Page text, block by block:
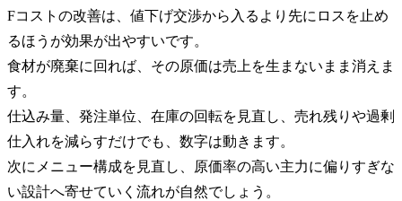
Fコストの改善は、値下げ交渉から入るより先にロスを止め
るほうが効果が出やすいです。
食材が廃棄に回れば、その原価は売上を生まないまま消えま
す。
仕込み量、発注単位、在庫の回転を見直し、売れ残りや過剰
仕入れを減らすだけでも、数字は動きます。
次にメニュー構成を見直し、原価率の高い主力に偏りすぎな
い設計へ寄せていく流れが自然でしょう。